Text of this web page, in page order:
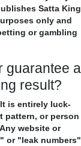
Satta King
only and
or gambling
guarantee a
result?
is entirely luck-
pattern, or person
website or
or "leak numbers"